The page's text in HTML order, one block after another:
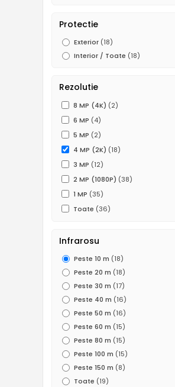
Protectie
Exterior (18)
Interior / Toate (18)
Rezolutie
8 MP (4K) (2)
6 MP (4)
5 MP (2)
4 MP (2K) (18)
3 MP (12)
2 MP (1080P) (38)
1 MP (35)
Toate (36)
Infrarosu
Peste 10 m (18)
Peste 20 m (18)
Peste 30 m (17)
Peste 40 m (16)
Peste 50 m (16)
Peste 60 m (15)
Peste 80 m (15)
Peste 100 m (15)
Peste 150 m (8)
Toate (19)